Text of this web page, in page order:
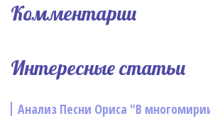
Комментарии
Интересные статьи
Анализ Песни Ориса "В